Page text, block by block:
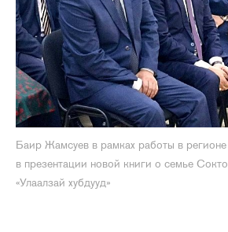
Баир Жамсуев в рамках работы в регионе
в презентации новой книги о семье
«Улаалзай хубдууд»